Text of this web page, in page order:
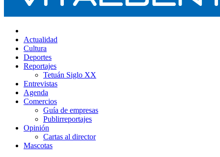
Actualidad
Cultura
Deportes
Reportajes
Tetuán Siglo XX
Entrevistas
Agenda
Comercios
Guía de empresas
Publirreportajes
Opinión
Cartas al director
Mascotas